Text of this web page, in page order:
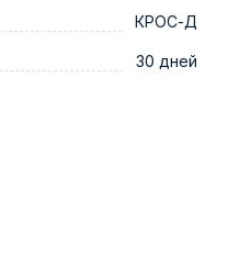
КРОС-Д
30 дней